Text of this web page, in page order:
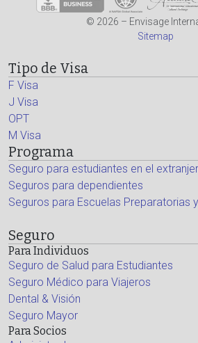
© 2026 – Envisage
Sitemap
Tipo de Visa
F Visa
J Visa
OPT
M Visa
Programa
Seguro para estudiantes en el
Seguros para dependientes
Seguros para Escuelas Preparatorias
Seguro
Para Individuos
Seguro de Salud para Estudiantes
Seguro Médico para Viajeros
Dental & Visión
Seguro Mayor
Para Socios